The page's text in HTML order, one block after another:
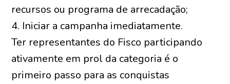
recursos ou programa de arrecadação;
4. Iniciar a campanha imediatamente.
Ter representantes do Fisco participando
ativamente em prol da categoria é o
primeiro passo para as conquistas